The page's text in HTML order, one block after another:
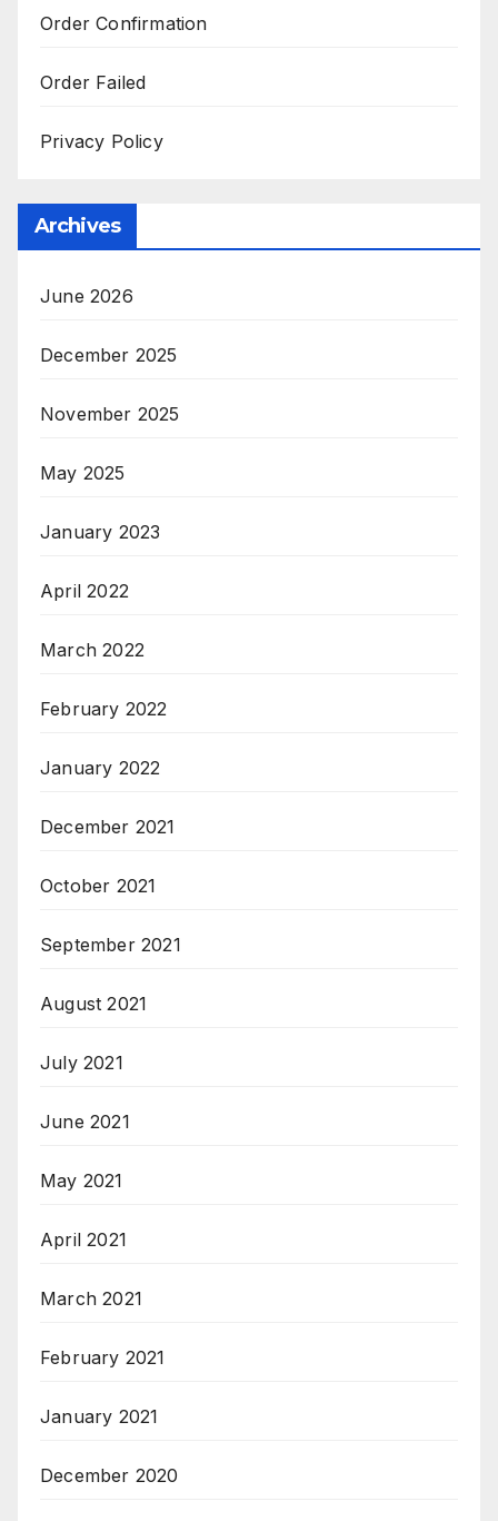
Order Confirmation
Order Failed
Privacy Policy
Archives
June 2026
December 2025
November 2025
May 2025
January 2023
April 2022
March 2022
February 2022
January 2022
December 2021
October 2021
September 2021
August 2021
July 2021
June 2021
May 2021
April 2021
March 2021
February 2021
January 2021
December 2020